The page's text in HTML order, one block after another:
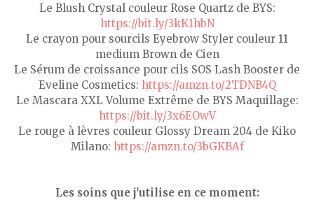
Le Blush Crystal couleur Rose Quartz de BYS:
https://bit.ly/3kK1hbN
Le crayon pour sourcils Eyebrow Styler couleur 11
medium Brown de Cien
Le Sérum de croissance pour cils SOS Lash Booster de
Eveline Cosmetics: https://amzn.to/2TDNB4Q
Le Mascara XXL Volume Extrême de BYS Maquillage:
https://bit.ly/3x6EOwV
Le rouge à lèvres couleur Glossy Dream 204 de Kiko
Milano: https://amzn.to/3bGKBAf
Les soins que j'utilise en ce moment: